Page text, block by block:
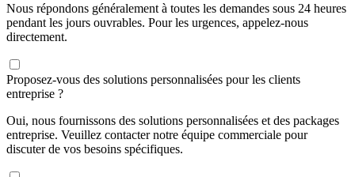
Nous répondons généralement à toutes les demandes sous 24 heures
pendant les jours ouvrables. Pour les urgences, appelez-nous
directement.
Proposez-vous des solutions personnalisées pour les clients
entreprise ?
Oui, nous fournissons des solutions personnalisées et des packages
entreprise. Veuillez contacter notre équipe commerciale pour
discuter de vos besoins spécifiques.